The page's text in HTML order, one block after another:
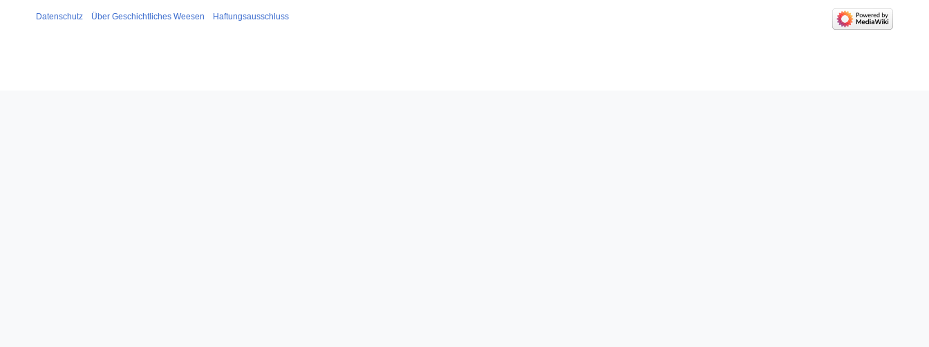
Datenschutz Über Geschichtliches Weesen Haftungsausschluss